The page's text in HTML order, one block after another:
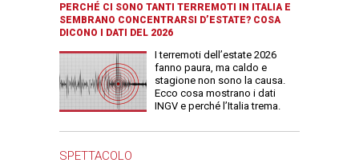
PERCHÉ CI SONO TANTI TERREMOTI IN ITALIA E
SEMBRANO CONCENTRARSI D’ESTATE? COSA
DICONO I DATI DEL 2026
I terremoti dell’estate 2026
fanno paura, ma caldo e
stagione non sono la causa.
Ecco cosa mostrano i dati
INGV e perché l’Italia trema.
SPETTACOLO